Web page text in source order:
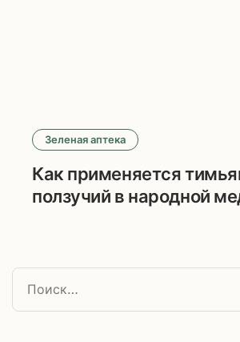
Зеленая аптека
Как применяется
ползучий в народной
Н
й